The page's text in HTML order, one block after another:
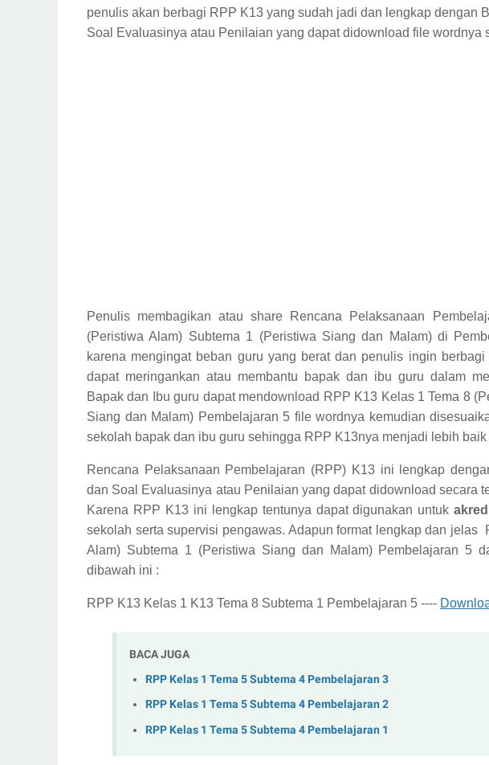
penulis akan berbagi RPP K13 yang sudah jadi dan lengkap dengan
Soal Evaluasinya atau Penilaian yang dapat didownload file wordnya
Penulis membagikan atau share Rencana Pelaksanaan
(Peristiwa Alam) Subtema 1 (Peristiwa Siang dan Malam) di
karena mengingat beban guru yang berat dan penulis ingin
dapat meringankan atau membantu bapak dan ibu guru dalam
Bapak dan Ibu guru dapat mendownload RPP K13 Kelas 1 Tema 8
Siang dan Malam) Pembelajaran 5 file wordnya kemudian
sekolah bapak dan ibu guru sehingga RPP K13nya menjadi lebih baik
Rencana Pelaksanaan Pembelajaran (RPP) K13 ini lengkap
dan Soal Evaluasinya atau Penilaian yang dapat didownload secara
Karena RPP K13 ini lengkap tentunya dapat digunakan untuk
sekolah serta supervisi pengawas. Adapun format lengkap dan jelas
Alam) Subtema 1 (Peristiwa Siang dan Malam) Pembelajaran 5
dibawah ini :
RPP K13 Kelas 1 K13 Tema 8 Subtema 1 Pembelajaran 5 ----
BACA JUGA
RPP Kelas 1 Tema 5 Subtema 4 Pembelajaran 3
RPP Kelas 1 Tema 5 Subtema 4 Pembelajaran 2
RPP Kelas 1 Tema 5 Subtema 4 Pembelajaran 1